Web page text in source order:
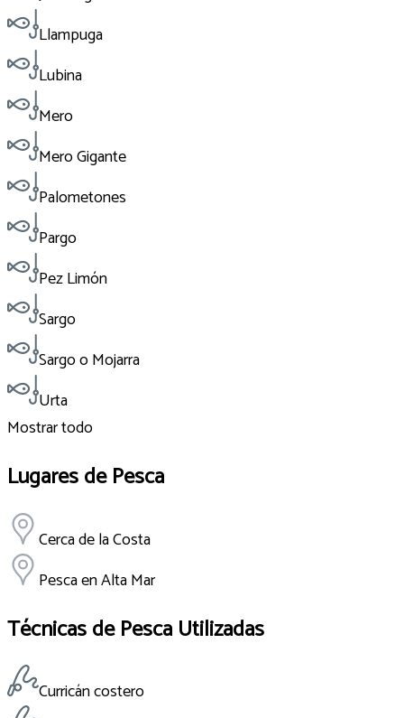
Llampuga
Lubina
Mero
Mero Gigante
Palometones
Pargo
Pez Limón
Sargo
Sargo o Mojarra
Urta
Mostrar todo
Lugares de Pesca
Cerca de la Costa
Pesca en Alta Mar
Técnicas de Pesca Utilizadas
Curricán costero